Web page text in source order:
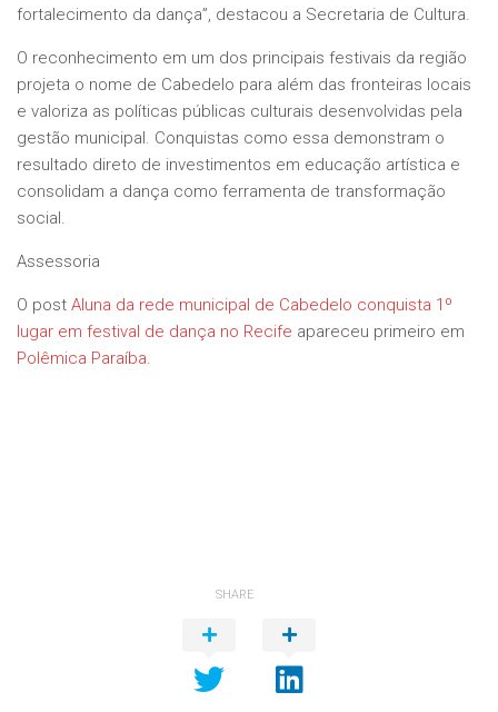
fortalecimento da dança”, destacou a Secretaria de Cultura.
O reconhecimento em um dos principais festivais da região
projeta o nome de Cabedelo para além das fronteiras locais
e valoriza as políticas públicas culturais desenvolvidas pela
gestão municipal. Conquistas como essa demonstram o
resultado direto de investimentos em educação artística e
consolidam a dança como ferramenta de transformação
social.
Assessoria
O post Aluna da rede municipal de Cabedelo conquista 1º
lugar em festival de dança no Recife apareceu primeiro em
Polêmica Paraíba.
SHARE